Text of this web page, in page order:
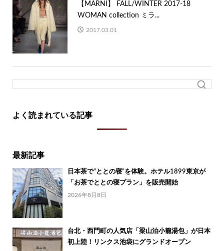
【MARNI】 FALL/WINTER 2017-18
WOMAN collection ミラ...
2017.03.01
よく読まれている記事
最新記事
日本茶で“ととの寝”を体験。ホテル1899東京が
「お茶でととの寝プラン」を販売開始
2026年8月8日
台北・西門町の人気店「梁山泊小籠湯包」が日本
初上陸！リンクス池袋にグランドオープン